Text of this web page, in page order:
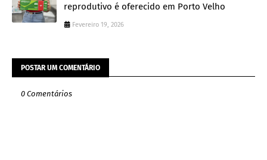
reprodutivo é oferecido em Porto Velho
Fevereiro 19, 2026
POSTAR UM COMENTÁRIO
0 Comentários